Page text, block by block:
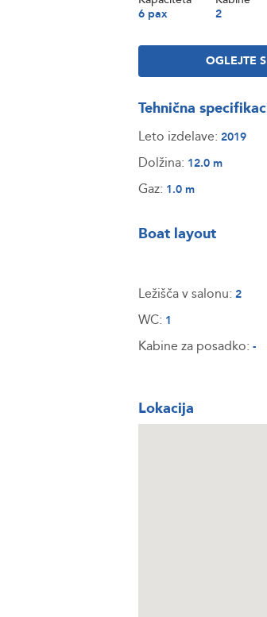
6 pax
2
OGLEJTE
Tehnična
Leto izdelave: 2019
Dolžina: 12.0 m
Gaz: 1.0 m
Boat layout
Ležišča v salonu: 2
WC: 1
Kabine za posadko: -
Lokacija